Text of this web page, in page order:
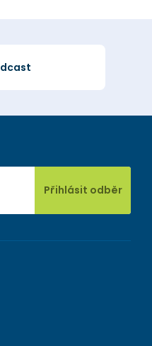
Přihlásit odběr